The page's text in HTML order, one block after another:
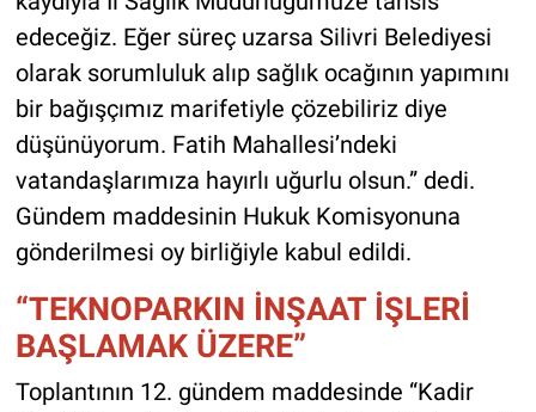
edeceğiz. Eğer süreç uzarsa Silivri Belediyesi
olarak sorumluluk alıp sağlık ocağının yapımını
bir bağışçımız marifetiyle çözebiliriz diye
düşünüyorum. Fatih Mahallesi’ndeki
vatandaşlarımıza hayırlı uğurlu olsun.” dedi.
Gündem maddesinin Hukuk Komisyonuna
gönderilmesi oy birliğiyle kabul edildi.
“TEKNOPARKIN İNŞAAT İŞLERİ
BAŞLAMAK ÜZERE”
Toplantının 12. gündem maddesinde “Kadir